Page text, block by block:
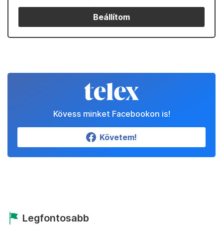
Beállítom
Kövess minket Facebookon is!
Követem!
Legfontosabb